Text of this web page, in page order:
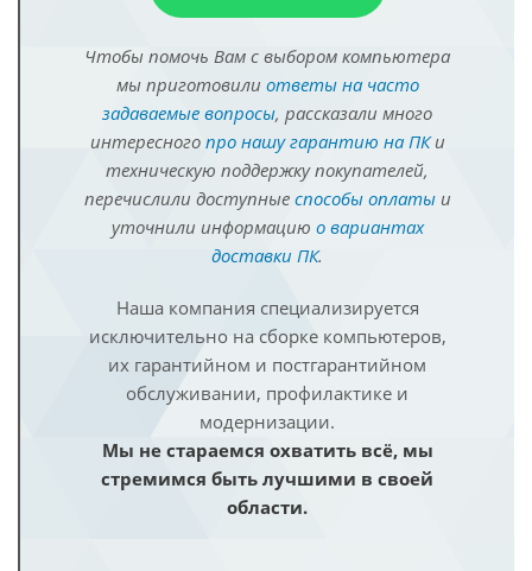
Чтобы помочь Вам с выбором компьютера
мы приготовили ответы на часто
задаваемые вопросы, рассказали много
интересного про нашу гарантию на ПКи
техническую поддержку покупателей,
перечислили доступные способы оплатыи
уточнили информацию о вариантах
доставки ПК.
Наша компания специализируется
исключительно на сборке компьютеров,
их гарантийном и постгарантийном
обслуживании, профилактике и
модернизации.
Мы не стараемся охватить всё, мы
стремимся быть лучшими в своей
области.